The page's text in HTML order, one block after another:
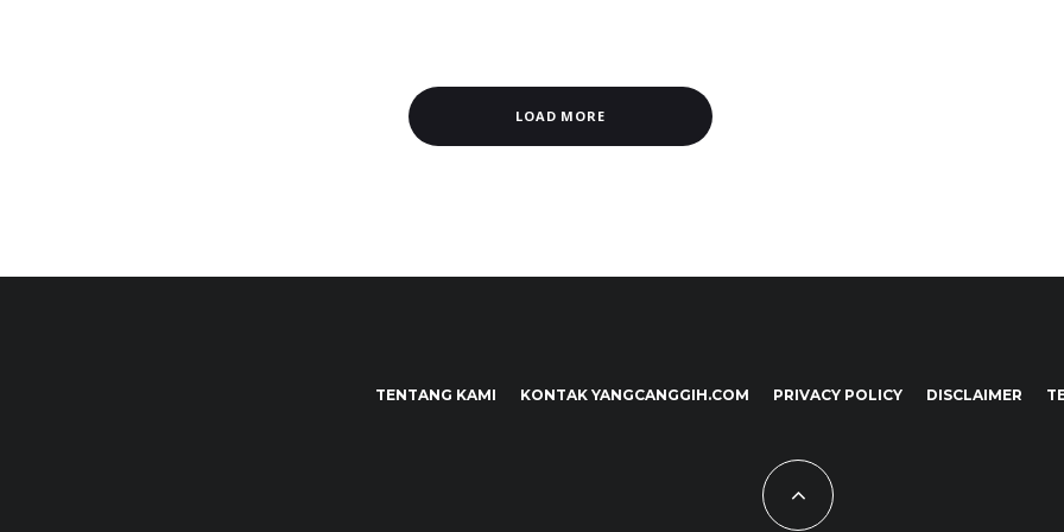
LOAD MORE
TENTANG KAMI KONTAK YANGCANGGIH.COM PRIVACY POLICY DISCLAIMER